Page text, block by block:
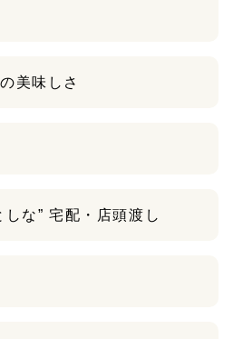
の美味しさ
な” 宅配・店頭渡し